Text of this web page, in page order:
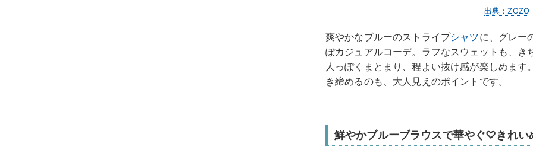
出典：ZOZO
爽やかなブルーのストライプシャツに、グレー
ぽカジュアルコーデ。ラフなスウェットも、き
人っぽくまとまり、程よい抜け感が楽しめま
き締めるのも、大人見えのポイントです。
鮮やかブルーブラウスで華やぐ♡きれい